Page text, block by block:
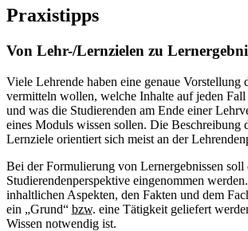
Praxistipps
Von Lehr-/Lernzielen zu
Viele Lehrende haben eine genaue Vorstellung
vermitteln wollen, welche Inhalte auf jeden Fall
und was die Studierenden am Ende einer
eines Moduls wissen sollen. Die Beschreibung
Lernziele orientiert sich meist an der
Bei der Formulierung von Lernergebnissen soll
Studierendenperspektive eingenommen
inhaltlichen Aspekten, den Fakten und dem
ein „Grund“ bzw. eine Tätigkeit geliefert
Wissen notwendig ist.